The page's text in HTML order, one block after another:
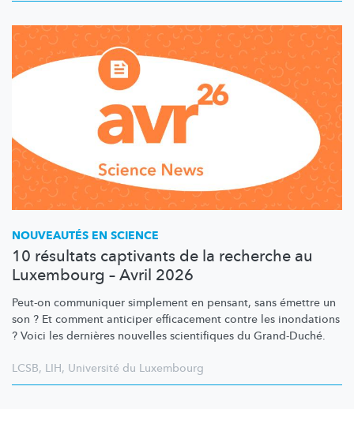
NOUVEAUTÉS EN SCIENCE
10 résultats captivants de la recherche au
Luxembourg – Avril 2026
Peut-on communiquer simplement en pensant, sans émettre un
son ? Et comment anticiper efficacement contre les inondations
? Voici les dernières nouvelles scientifiques du Grand-Duché.
LCSB, LIH, Université du Luxembourg